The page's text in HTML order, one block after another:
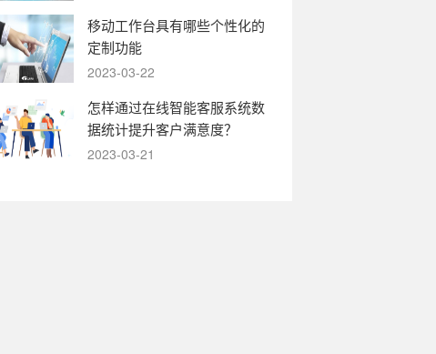
移动工作台具有哪些个性化的
定制功能
2023-03-22
怎样通过在线智能客服系统数
据统计提升客户满意度？
2023-03-21